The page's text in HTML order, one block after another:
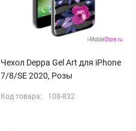
Чехол Deppa Gel Art для iPhone
7/8/SE 2020, Розы
Код товара: 108-832